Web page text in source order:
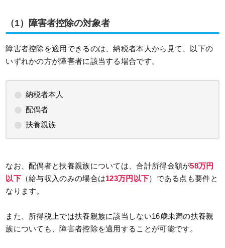
（1）障害者控除の対象者
障害者控除を適用できるのは、納税者本人から見て、以下の
いずれかの方が障害者に該当する場合です。
納税者本人
配偶者
扶養親族
なお、配偶者と扶養親族については、合計所得金額が58万円
以下（給与収入のみの場合は123万円以下）である点も要件と
なります。
また、所得税上では扶養親族に該当しない16歳未満の扶養親
族についても、障害者控除を適用することが可能です。